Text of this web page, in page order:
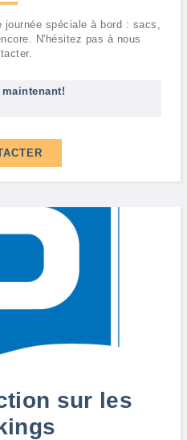
spéciale à bord : sacs,
N'hésitez pas à nous
sur les